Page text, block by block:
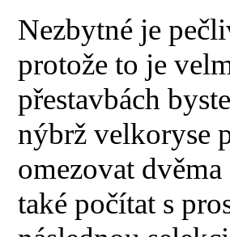
Nezbytné je
protože to je
přestavbách
nýbrž velkoryse
omezovat
také počítat s